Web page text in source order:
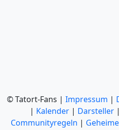
© Tatort-Fans | Impressum |
| Kalender | Darsteller |
Communityregeln |